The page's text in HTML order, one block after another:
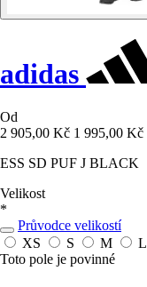
adidas
Od
2 905,00 Kč 1 995,00 Kč
ESS SD PUF J BLACK
Velikost
*
Průvodce velikostí
XS
S M L
Toto pole je povinné